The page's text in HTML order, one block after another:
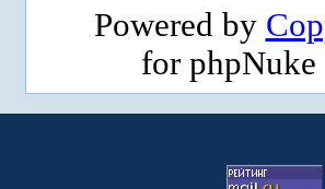
Powered by
for